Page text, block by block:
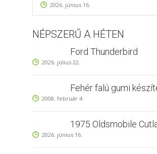
2026. június 16.
NÉPSZERŰ A HÉTEN
Ford Thunderbird
2026. július 22.
Fehér falú gumi
2008. február 4.
1975 Oldsmobile
2026. június 16.